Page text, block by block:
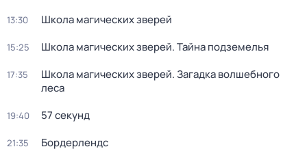
13:30 Школа магических зверей
15:25 Школа магических зверей. Тайна подземелья
17:35
Школа магических зверей. Загадка волшебного
леса
19:40 57 секунд
21:35 Бордерлендс